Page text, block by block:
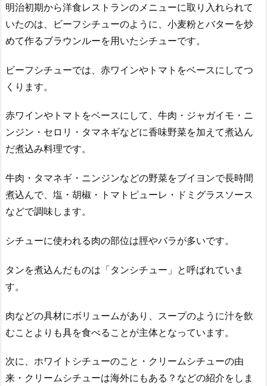
明治初期から洋食レストランのメニューに取り入れられて
いたのは、ビーフシチューのように、小麦粉とバターを炒
めて作るブラウンルーを用いたシチューです。
ビーフシチューでは、赤ワインやトマトをベースにしてつ
くります。
赤ワインやトマトをベースにして、牛肉・ジャガイモ・ニ
ンジン・セロリ・タマネギなどに香味野菜を加えて煮込ん
だ煮込み料理です。
牛肉・タマネギ・ニンジンなどの野菜をブイヨンで長時間
煮込んで、塩・胡椒・トマトピューレ・ドミグラスソース
などで調味します。
シチューに使われる肉の部位は脛やバラが多いです。
タンを煮込んだものは「タンシチュー」と呼ばれていま
す。
肉などの具材にボリュームがあり、スープのように汁を飲
むことよりも具を食べることが主体となっています。
次に、ホワイトシチューのこと・クリームシチューの由
来・クリームシチューは海外にもある？などの紹介をしま